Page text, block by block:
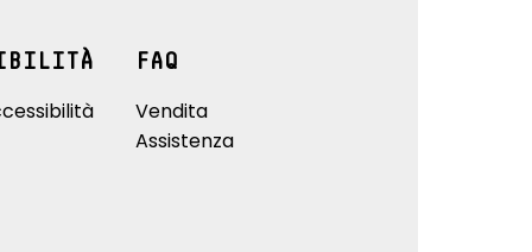
FAQ
Vendita
Assistenza